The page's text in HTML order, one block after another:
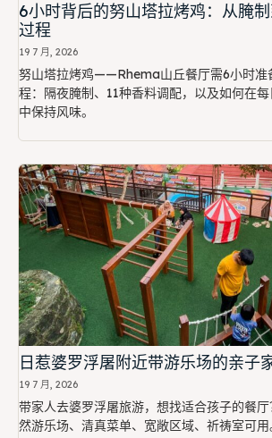
6小时背后的努山塔拉烤鸡：从腌
过程
19 7 月, 2026
努山塔拉烤鸡——Rhema山丘餐厅需6小时准
程：隔夜腌制、11种香料调配，以及如何在
中保持风味。
日惹婆罗浮屠附近带游乐场的亲子
19 7 月, 2026
带家人去婆罗浮屠旅游，想找适合孩子的餐
然游乐场、清真菜单、宽敞区域、祈祷室可用